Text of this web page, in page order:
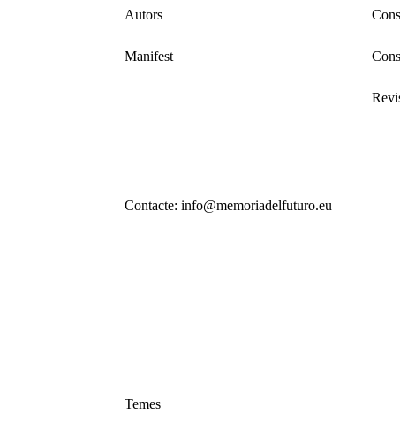
Autors
Manifest
Contacte: info@memoriadelfuturo.eu
Temes